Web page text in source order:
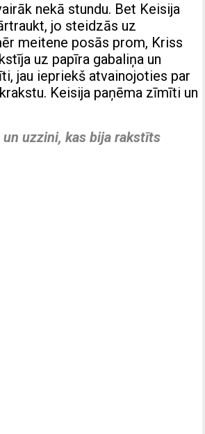
nekā stundu. Bet Keisija
jo steidzās uz
meitene posās prom, Kriss
uz papīra gabaliņa un
jau iepriekš atvainojoties par
Keisija paņēma zīmīti un
un uzzini, kas bija rakstīts